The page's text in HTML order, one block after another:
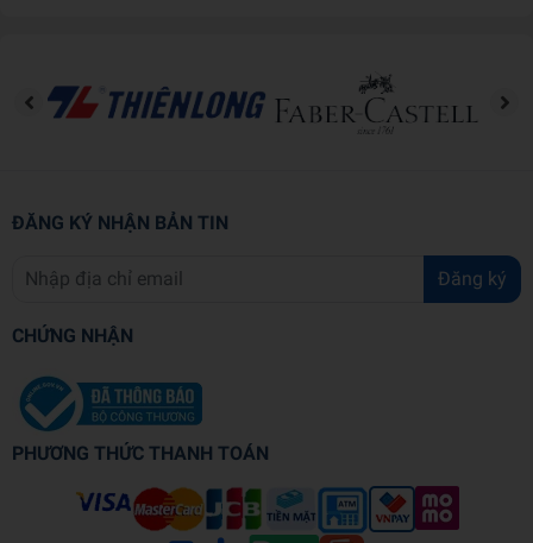
ĐĂNG KÝ NHẬN BẢN TIN
Đăng ký
CHỨNG NHẬN
PHƯƠNG THỨC THANH TOÁN